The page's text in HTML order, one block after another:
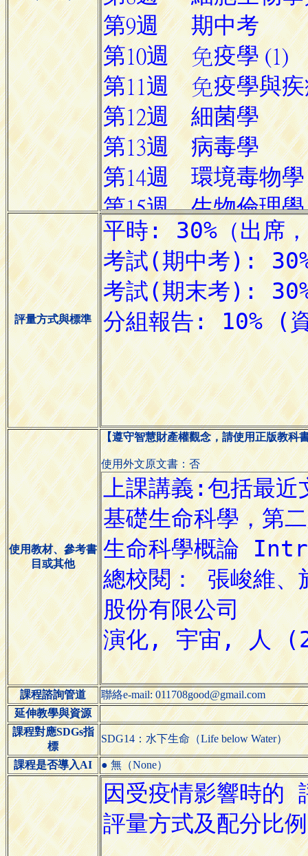
評量方式與標準
使用教材、參考書
目或其他
【遵守智慧財產權觀念，請使用正版教科
使用外文原文書：否
課程諮詢管道
聯絡e-mail: 011708good@gmail.com
延伸教學與資源
課程對應SDGs指
標
SDG14：水下生命（Life below Water）
課程是否導入AI ● 無（None）